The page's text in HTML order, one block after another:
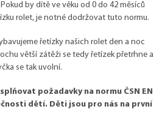
by dítě ve věku od 0 do 42 měsíců
rolet, je notné dodržovat tuto normu.
řetízky našich rolet den a noc
větší zátěži se tedy řetízek přetrhne a
se tak uvolní.
požadavky na normu ČSN EN
dětí. Děti jsou pro nás na první